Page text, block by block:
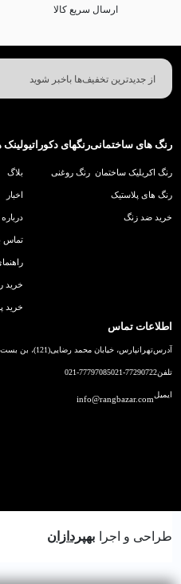
ارسال سریع کالا
رنگ های ساختمانی
رنگ اکریلیک ساختمان
رنگ های پلاستیک
خرید ضد زنگ
رنگهای دکوراتیو
رنگ روغنی
لینک
بلاگ
اخبار
درباره
تماس
خرید
خرید
اطلاعات تماس
آدرستهرانپارس، خیابان محمد رضایی(121)، بن بست 148 شرقی
تلفن021-77290722
021-77797085
ایمیلinfo@rangbazar.com
طراحی و اجرا بهپردازان